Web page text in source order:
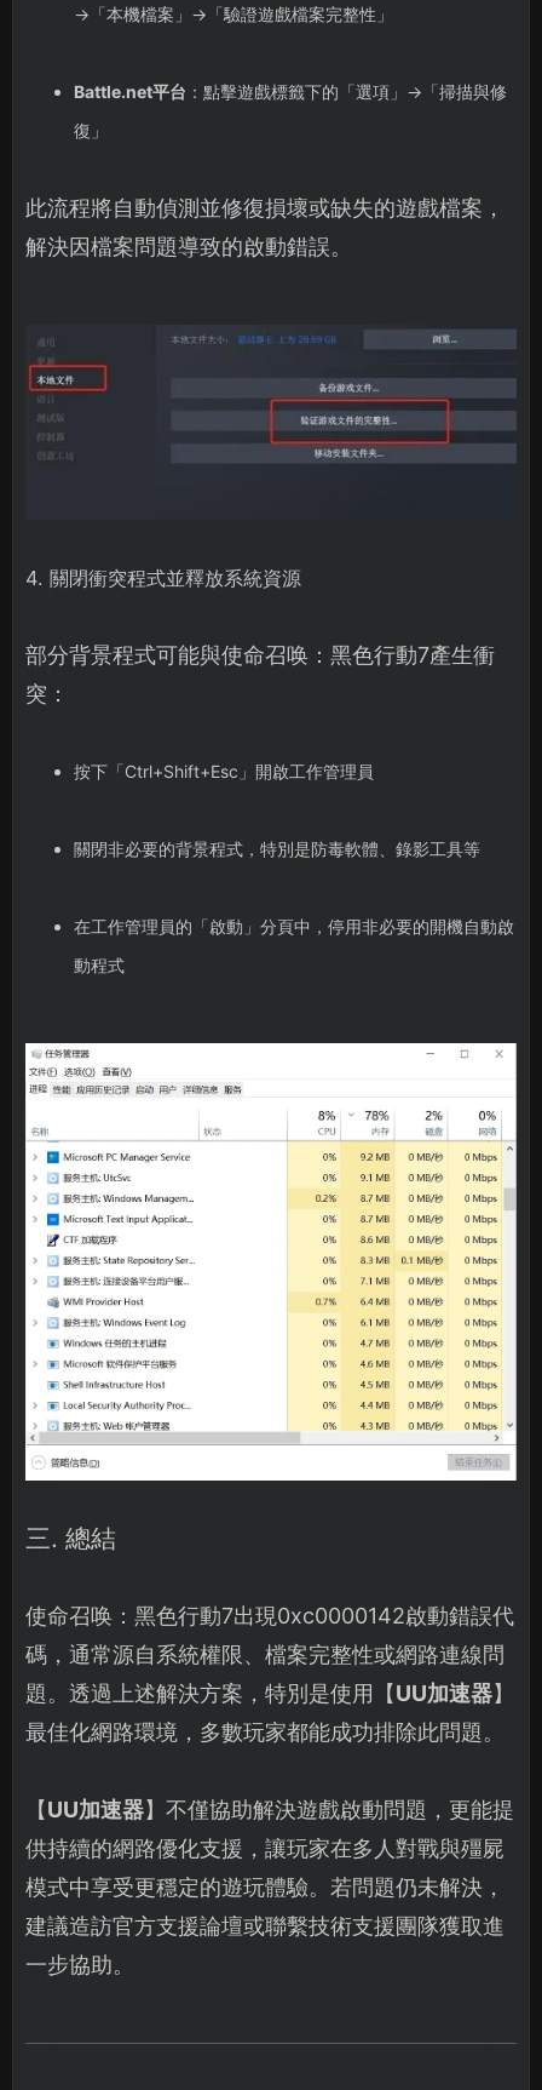
→「本機檔案」→「驗證遊戲檔案完整性」
Battle.net平台 ：點擊遊戲標籤下的「選項」→「掃描與修
復」
此流程將自動偵測並修復損壞或缺失的遊戲檔案，
解決因檔案問題導致的啟動錯誤。
4. 關閉衝突程式並釋放系統資源
部分背景程式可能與使命召唤：黑色行動7產生衝
突：
按下「Ctrl+Shift+Esc」開啟工作管理員
關閉非必要的背景程式，特別是防毒軟體、錄影工具等
在工作管理員的「啟動」分頁中，停用非必要的開機自動啟
動程式
三. 總結
使命召唤：黑色行動7出現0xc0000142啟動錯誤代
碼，通常源自系統權限、檔案完整性或網路連線問
題。透過上述解決方案，特別是使用【UU加速器】
最佳化網路環境，多數玩家都能成功排除此問題。
【UU加速器】不僅協助解決遊戲啟動問題，更能提
供持續的網路優化支援，讓玩家在多人對戰與殭屍
模式中享受更穩定的遊玩體驗。若問題仍未解決，
建議造訪官方支援論壇或聯繫技術支援團隊獲取進
一步協助。